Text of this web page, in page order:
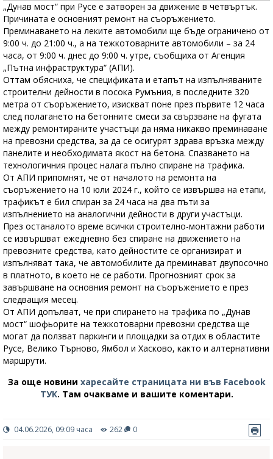
„Дунав мост“ при Русе е затворен за движение в четвъртък.
Причината е основният ремонт на съоръжението.
Преминаването на леките автомобили ще бъде ограничено от
9:00 ч. до 21:00 ч., а на тежкотоварните автомобили – за 24
часа, от 9:00 ч. днес до 9:00 ч. утре, съобщиха от Агенция
„Пътна инфраструктура“ (АПИ).
Оттам обясниха, че спецификата и етапът на изпълняваните
строителни дейности в посока Румъния, в последните 320
метра от съоръжението, изискват поне през първите 12 часа
след полагането на бетонните смеси за свързване на фугата
между ремонтираните участъци да няма никакво преминаване
на превозни средства, за да се осигурят здрава връзка между
панелите и необходимата якост на бетона. Спазването на
технологичния процес налага пълно спиране на трафика.
От АПИ припомнят, че от началото на ремонта на
съоръжението на 10 юли 2024 г., който се извършва на етапи,
трафикът е бил спиран за 24 часа на два пъти за
изпълнението на аналогични дейности в други участъци.
През останалото време всички строително-монтажни работи
се извършват ежедневно без спиране на движението на
превозните средства, като дейностите се организират и
изпълняват така, че автомобилите да преминават двупосочно
в платното, в което не се работи. Прогнозният срок за
завършване на основния ремонт на съоръжението е през
следващия месец.
От АПИ допълват, че при спирането на трафика по „Дунав
мост“ шофьорите на тежкотоварни превозни средства ще
могат да ползват паркинги и площадки за отдих в областите
Русе, Велико Търново, Ямбол и Хасково, както и алтернативни
маршрути.
За още новини харесайте страницата ни във Facebook
ТУК. Там очакваме и вашите коментари.
04.06.2026, 09:09 часа 262 0